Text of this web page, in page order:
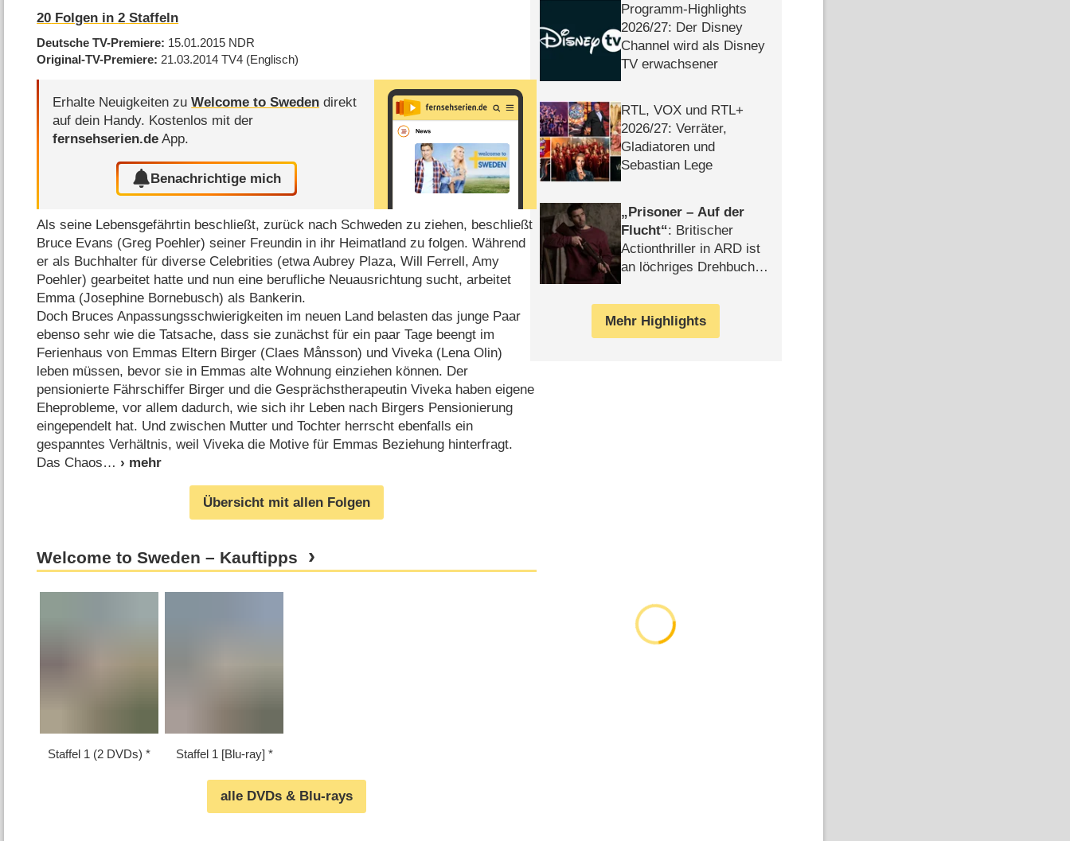
20 Folgen in2 Staffeln
Deutsche TV-Premiere 15.01.2015 NDR
Original-TV-Premiere 21.03.2014TV4 (Englisch)
Erhalte Neuigkeiten zuWelcome to Sweden direkt
auf dein Handy. Kostenlos mit der
fernsehserien.de App.
Benachrichtige mich
Als seine Lebensgefährtin beschließt, zurück nach Schweden zu ziehen, beschließt
Bruce Evans (Greg Poehler) seiner Freundin in ihr Heimatland zu folgen. Während
er als Buchhalter für diverse Celebrities (etwa Aubrey Plaza, Will Ferrell, Amy
Poehler) gearbeitet hatte und nun eine berufliche Neuausrichtung sucht, arbeitet
Emma (Josephine Bornebusch) als Bankerin.
Doch Bruces Anpassungsschwierigkeiten im neuen Land belasten das junge Paar
ebenso sehr wie die Tatsache, dass sie zunächst für ein paar Tage beengt im
Ferienhaus von Emmas Eltern Birger (Claes Månsson) und Viveka (Lena Olin)
leben müssen, bevor sie in Emmas alte Wohnung einziehen können. Der
pensionierte Fährschiffer Birger und die Gesprächstherapeutin Viveka haben eigene
Eheprobleme, vor allem dadurch, wie sich ihr Leben nach Birgers Pensionierung
eingependelt hat. Und zwischen Mutter und Tochter herrscht ebenfalls ein
gespanntes Verhältnis, weil Viveka die Motive für Emmas Beziehung hinterfragt.
Das Chaos
Übersicht mit allen Folgen
Welcome to Sweden – Kauftipps
Staffel 1 (2 DVDs) Staffel 1 [Blu-ray]
alle DVDs & Blu-rays
Programm-Highlights
2026/​27: Der Disney
Channel wird als Disney
TV erwachsener
RTL, VOX und RTL+
2026/​27: Verräter,
Gladiatoren und
Sebastian Lege
Prisoner – Auf der
Flucht : Britischer
Actionthriller in ARD ist
an löchriges Drehbuch
Mehr Highlights